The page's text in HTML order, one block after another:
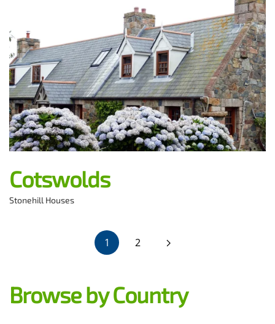
Cotswolds
Stonehill Houses
1 2
Browse by Country